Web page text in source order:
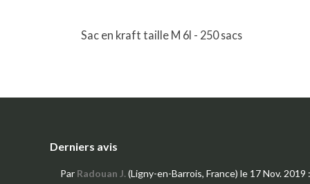
Sac en kraft taille M 6l - 250 sacs
Derniers avis
Par Radouan J.(Ligny-en-Barrois, France) le 17 Nov. 2019 :